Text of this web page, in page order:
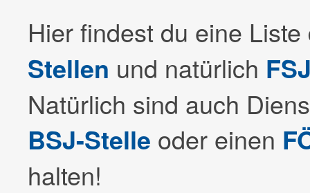
Hier findest du eine
Stellen und natürlich
Natürlich sind auch
BSJ-Stelle oder einen
halten!